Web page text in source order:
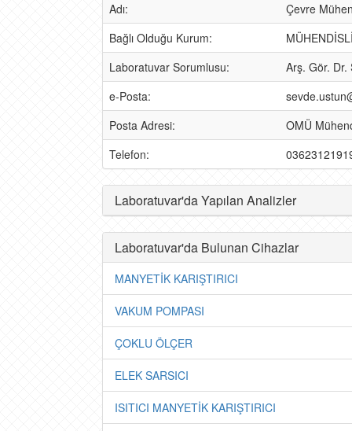
Adı:
Çevre
Bağlı Olduğu Kurum:
Laboratuvar Sorumlusu:
Arş. Gör. Dr.
e-Posta:
Posta Adresi:
OMÜ
Telefon:
Laboratuvar'da Yapılan Analizler
Laboratuvar'da Bulunan Cihazlar
MANYETİK KARIŞTIRICI
VAKUM POMPASI
ÇOKLU ÖLÇER
ELEK SARSICI
ISITICI MANYETİK KARIŞTIRICI